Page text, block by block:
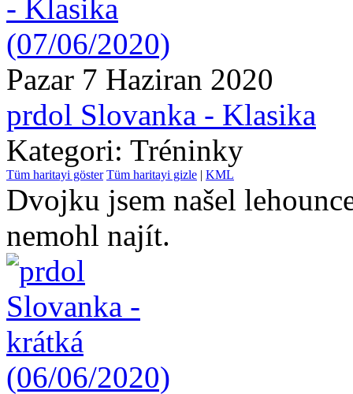
Pazar 7 Haziran 2020
prdol Slovanka - Klasika
Kategori: Tréninky
Tüm haritayi göster Tüm haritayi gizle | KML
Dvojku jsem našel
nemohl najít.